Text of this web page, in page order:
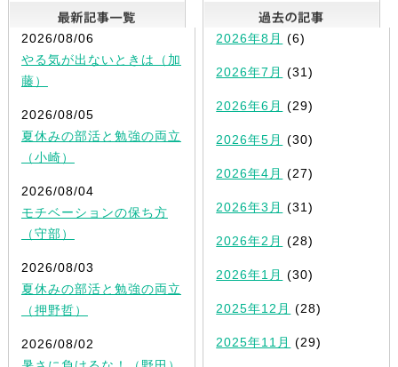
最新記事一覧
2026/08/06
やる気が出ないときは（加
藤）
2026/08/05
夏休みの部活と勉強の両立
（小崎）
2026/08/04
モチベーションの保ち方
（守部）
2026/08/03
夏休みの部活と勉強の両立
（押野哲）
2026/08/02
2026年8月 (6)
2026年7月 (31)
2026年6月 (29)
2026年5月 (30)
2026年4月 (27)
2026年3月 (31)
2026年2月 (28)
2026年1月 (30)
2025年12月 (28)
2025年11月 (29)